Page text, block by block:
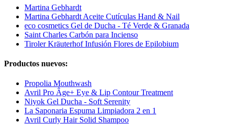
Martina Gebhardt
Martina Gebhardt Aceite Cutículas Hand & Nail
eco cosmetics Gel de Ducha - Té Verde & Granada
Saint Charles Carbón para Incienso
Tiroler Kräuterhof Infusión Flores de Epilobium
Productos nuevos:
Propolia Mouthwash
Avril Pro Âge+ Eye & Lip Contour Treatment
Niyok Gel Ducha - Soft Serenity
La Saponaria Espuma Limpiadora 2 en 1
Avril Curly Hair Solid Shampoo